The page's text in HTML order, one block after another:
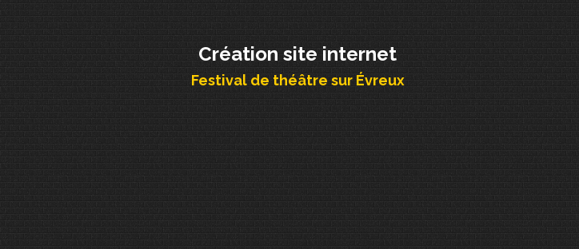
Création site internet
Festival de théâtre sur Évreux